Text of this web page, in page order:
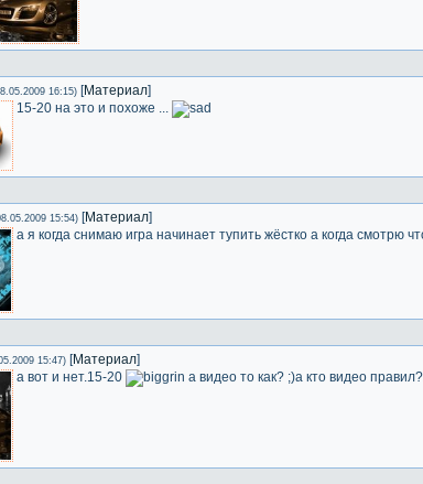
16:15) [Материал]
15-20 на это и похоже ...
15:54) [Материал]
а я когда снимаю игра начинает тупить жёстко а когда смотрю
15:47) [Материал]
а вот и нет.15-20
а видео то как? ;)а кто видео